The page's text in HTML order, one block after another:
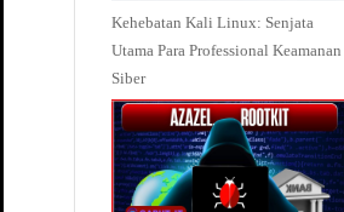
Kehebatan Kali Linux: Senjata
Utama Para Professional Keamanan
Siber